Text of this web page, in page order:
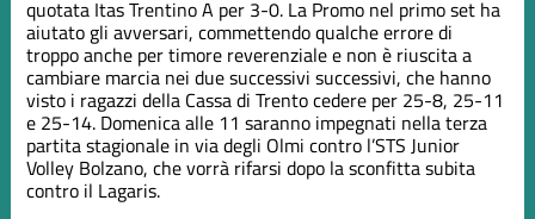
quotata Itas Trentino A per 3-0. La Promo nel primo set ha
aiutato gli avversari, commettendo qualche errore di
troppo anche per timore reverenziale e non è riuscita a
cambiare marcia nei due successivi successivi, che hanno
visto i ragazzi della Cassa di Trento cedere per 25-8, 25-11
e 25-14. Domenica alle 11 saranno impegnati nella terza
partita stagionale in via degli Olmi contro l’STS Junior
Volley Bolzano, che vorrà rifarsi dopo la sconfitta subita
contro il Lagaris.